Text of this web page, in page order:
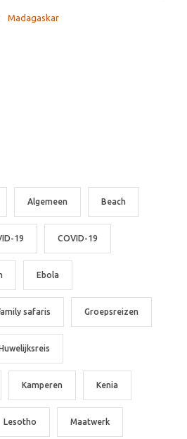
Madagaskar
Algemeen Beach
19 COVID-19
Ebola
safaris Groepsreizen
Kamperen Kenia
Lesotho Maatwerk